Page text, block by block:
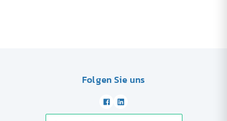
Folgen Sie uns